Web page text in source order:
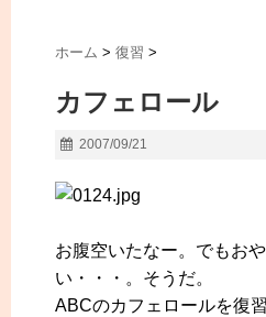
ホーム > 復習 >
カフェロール
2007/09/21
お腹空いたなー。でもお
い・・・。そうだ。
ABCのカフェロールを復